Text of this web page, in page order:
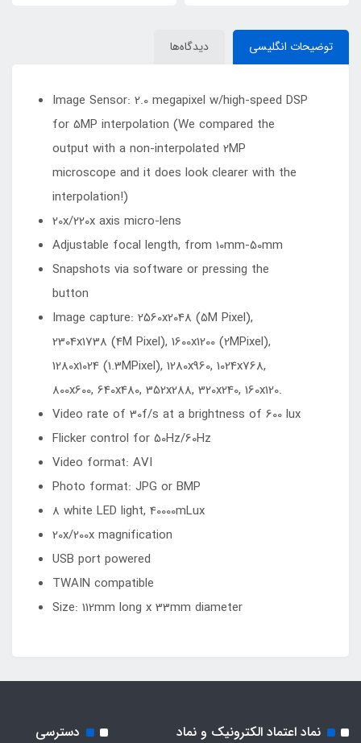
توضیحات انگلیسی دیدگاه‌ها
Image Sensor: 2.0 megapixel w/high-speed DSP
for 5MP interpolation (We compared the
output with a non-interpolated 2MP
microscope and it does look clearer with the
interpolation!)
20x/220x axis micro-lens
Adjustable focal length, from 10mm-50mm
Snapshots via software or pressing the
button
Image capture: 2560x2048 (5M Pixel),
2304x1738 (4M Pixel), 1600x1200 (2MPixel),
1280x1024 (1.3MPixel), 1280x960, 1024x768,
800x600, 640x480, 352x288, 320x240, 160x120.
Video rate of 30f/s at a brightness of 600 lux
Flicker control for 50Hz/60Hz
Video format: AVI
Photo format: JPG or BMP
8 white LED light, 40000mLux
20x/200x magnification
USB port powered
TWAIN compatible
Size: 112mm long x 33mm diameter
نماد اعتماد الکترونیک و نماد
دسترسی